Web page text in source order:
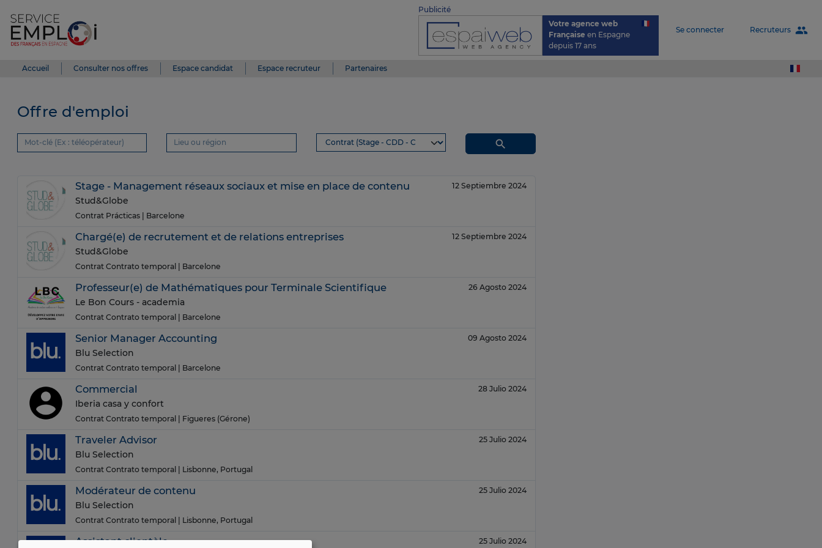
Publicité
Votre agence web
Française en Espagne
depuis 17 ans
Se connecter Recruteurs people
Accueil Consulter nos offres Espace candidat Espace recruteur Partenaires
Offre d'emploi
search
Stage - Management réseaux sociaux et mise en place de contenu 12 Septiembre 2024
Stud&Globe
Contrat Prácticas | Barcelone
Chargé(e) de recrutement et de relations entreprises 12 Septiembre 2024
Stud&Globe
Contrat Contrato temporal | Barcelone
Professeur(e) de Mathématiques pour Terminale Scientifique 26 Agosto 2024
Le Bon Cours - academia
Contrat Contrato temporal | Barcelone
Senior Manager Accounting 09 Agosto 2024
Blu Selection
Contrat Contrato temporal | Barcelone
Commercial 28 Julio 2024
Iberia casa y confort
Contrat Contrato temporal | Figueres (Gérone)
Traveler Advisor 25 Julio 2024
Blu Selection
Contrat Contrato temporal | Lisbonne, Portugal
Modérateur de contenu 25 Julio 2024
Blu Selection
Contrat Contrato temporal | Lisbonne, Portugal
Assistant clientèle 25 Julio 2024